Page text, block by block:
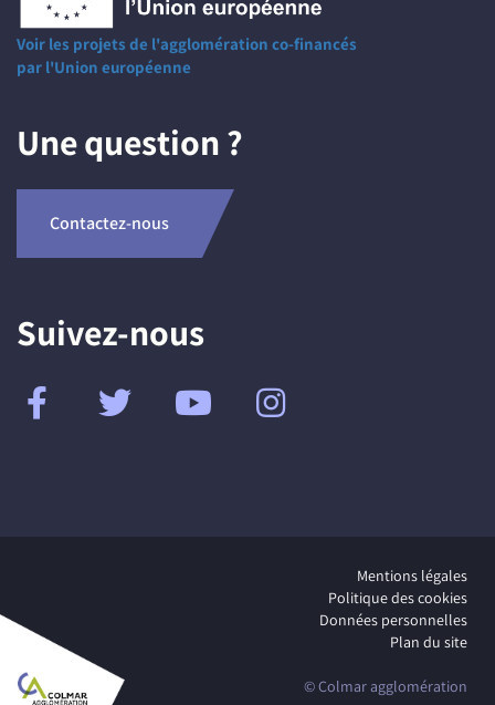
Voir les projets de l'agglomération co-financés
par l'Union européenne
Une question ?
Contactez-nous
Suivez-nous
Mentions légales
Politique des cookies
Données personnelles
Plan du site
© Colmar agglomération